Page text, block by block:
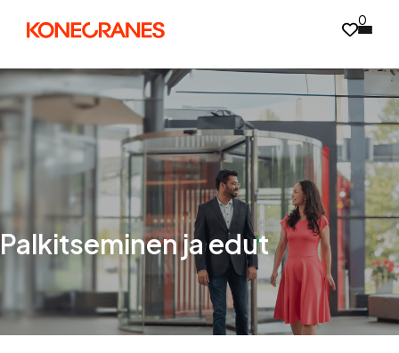
0
Palkitseminen ja edut